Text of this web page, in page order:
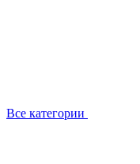
Все категории